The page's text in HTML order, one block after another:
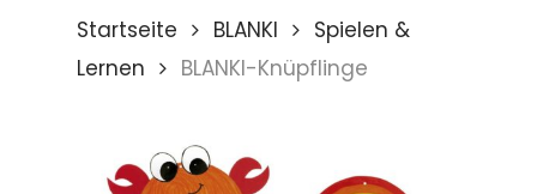
Startseite BLANKI
Spielen &
Lernen
BLANKI-Knüpflinge